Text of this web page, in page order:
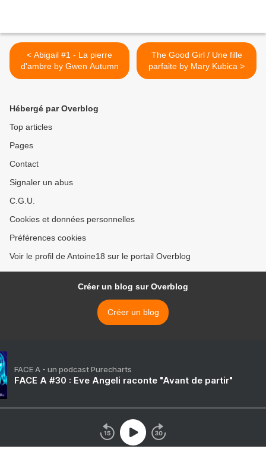
< Abigail #1 - La pierre
d'ambre by Gwen Autumn
The Good Girl / Une fille
parfaite by Mary Kubica >
Hébergé par Overblog
Top articles
Pages
Contact
Signaler un abus
C.G.U.
Cookies et données personnelles
Préférences cookies
Voir le profil de Antoine18 sur le portail Overblog
Créer un blog sur Overblog
Créer un blog
FACE A - un podcast Purecharts
FACE A #30 : Eve Angeli raconte "Avant de partir"